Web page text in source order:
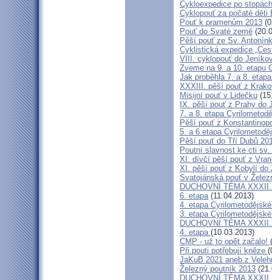
Cykloexpedice po
Cyklopouť za počaté děti
Pouť k pramenům 2013
Pouť do Svaté země
Pěší pouť ze Sv.
Cyklistická expedice
VIII. cyklopouť do
Zveme na 9. a 10. etapu
Jak proběhla 7. a 8.
XXXIII. pěší pouť z
Misijní pouť v Lidečku
IX. pěší pouť z Prahy do
7. a 8. etapa
Pěší pouť z
5. a 6.etapa
Pěší pouť do Tří Dubů
Poutní slavnost ke cti sv.
XI. dívčí pěší pouť z
XI. pěší pouť z Kobylí do
Svatojánská pouť v
DUCHOVNÍ TÉMA
6. etapa(11.04.2013)
4. etapa
3. etapa
DUCHOVNÍ TÉMA
4. etapa (10.03.2013)
CMP - už to opět začalo!
Při pouti potřebují kněze
JaKuB 2021 aneb z
Železný poutník 2013
DUCHOVNÍ TÉMA